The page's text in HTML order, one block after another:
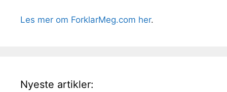
Les mer om ForklarMeg.com her.
Nyeste artikler: